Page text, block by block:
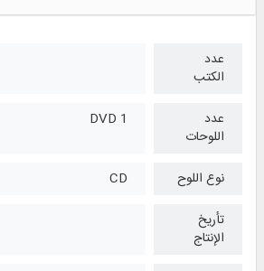
عدد
الكتب
عدد
اللوحات
1 DVD
نوع اللوح
CD
تأريخ
الإنتاج